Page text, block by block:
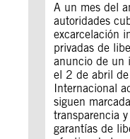
A un mes del
autoridades
excarcelación
privadas de
anuncio de un
el 2 de abril
Internacional
siguen
transparencia
garantías de